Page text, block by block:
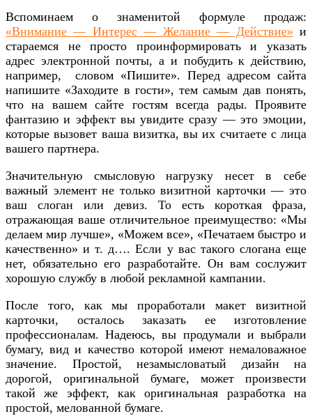
Вспоминаем о знаменитой формуле продаж:
«Внимание — Интерес — Желание — Действие» и
стараемся не просто проинформировать и указать
адрес электронной почты, а и побудить к действию,
например, словом «Пишите». Перед адресом сайта
напишите «Заходите в гости», тем самым дав понять,
что на вашем сайте гостям всегда рады. Проявите
фантазию и эффект вы увидите сразу — это эмоции,
которые вызовет ваша визитка, вы их считаете с лица
вашего партнера.
Значительную смысловую нагрузку несет в себе
важный элемент не только визитной карточки — это
ваш слоган или девиз. То есть короткая фраза,
отражающая ваше отличительное преимущество: «Мы
делаем мир лучше», «Можем все», «Печатаем быстро и
качественно» и т. д…. Если у вас такого слогана еще
нет, обязательно его разработайте. Он вам сослужит
хорошую службу в любой рекламной кампании.
После того, как мы проработали макет визитной
карточки, осталось заказать ее изготовление
профессионалам. Надеюсь, вы продумали и выбрали
бумагу, вид и качество которой имеют немаловажное
значение. Простой, незамысловатый дизайн на
дорогой, оригинальной бумаге, может произвести
такой же эффект, как оригинальная разработка на
простой, мелованной бумаге.